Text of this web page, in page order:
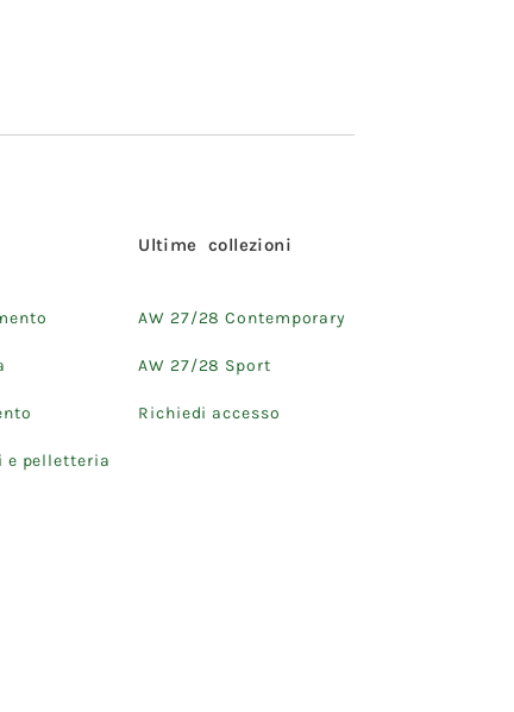
e pelletteria
Ultime collezioni
AW 27/28 Contemporary
AW 27/28 Sport
Richiedi accesso